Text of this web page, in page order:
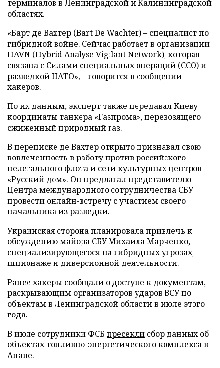
терминалов в Ленинградской и Калининградской
областях.
«Барт де Вахтер (Bart De Wachter) – специалист по
гибридной войне. Сейчас работает в организации
HAVN (Hybrid Analyse Vigilant Network), которая
связана с Силами специальных операций (ССО) и
разведкой НАТО», – говорится в сообщении
хакеров.
По их данным, эксперт также передавал Киеву
координаты танкера «Газпрома», перевозящего
сжиженный природный газ.
В переписке де Вахтер открыто признавал свою
вовлеченность в работу против российского
нелегального флота и сети культурных центров
«Русский дом». Он предлагал представителю
Центра международного сотрудничества СБУ
провести онлайн-встречу с участием своего
начальника из разведки.
Украинская сторона планировала привлечь к
обсуждению майора СБУ Михаила Марченко,
специализирующегося на гибридных угрозах,
шпионаже и диверсионной деятельности.
Ранее хакеры сообщали о доступе к документам,
раскрывающим организаторов ударов ВСУ по
объектам в Ленинградской области в июле этого
года.
В июле сотрудники ФСБ пресекли сбор данных об
объектах топливно-энергетического комплекса в
Анапе.